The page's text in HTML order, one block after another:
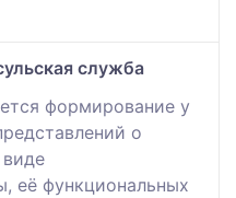
служба
формирование у
о
её функциональных